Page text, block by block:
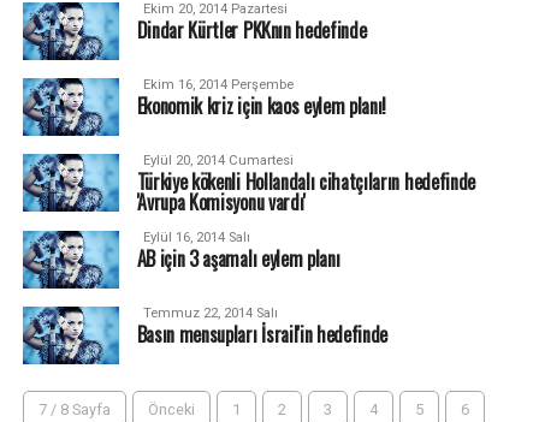
Ekim 20, 2014 Pazartesi
Dindar Kürtler PKKnın hedefinde
Ekim 16, 2014 Perşembe
Ekonomik kriz için kaos eylem planı!
Eylül 20, 2014 Cumartesi
Türkiye kökenli Hollandalı cihatçıların hedefinde
'Avrupa Komisyonu vardı'
Eylül 16, 2014 Salı
AB için 3 aşamalı eylem planı
Temmuz 22, 2014 Salı
Basın mensupları İsrail'in hedefinde
7 / 8 Sayfa Önceki 1 2 3 4 5 6